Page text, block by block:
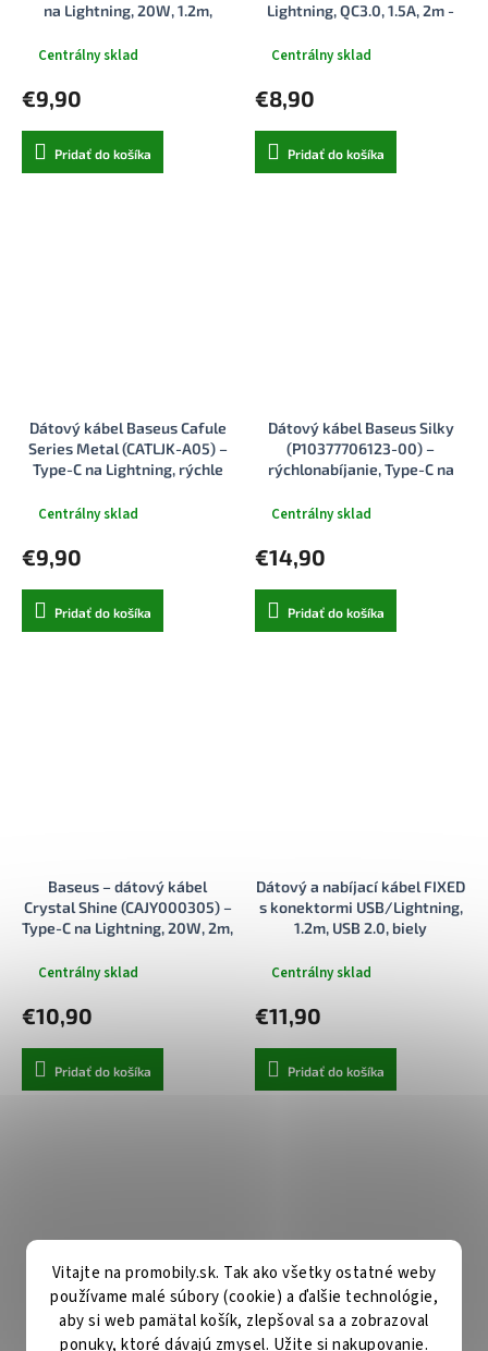
Vitajte na promobily.sk. Tak ako všetky ostatné weby
používame malé súbory (cookie) a ďalšie technológie,
aby si web pamätal košík, zlepšoval sa a zobrazoval
ponuky, ktoré dávajú zmysel. Užite si nakupovanie.
na Lightning, 20W, 1.2m,
Centrálny sklad
€9,90
Pridať do košíka
Lightning, QC3.0, 1.5A, 2m -
Centrálny sklad
€8,90
Pridať do košíka
Dátový kábel Baseus Cafule
Series Metal (CATLJK-A05) –
Type-C na Lightning, rýchle
2.4A, 1m – fialový
Centrálny sklad
€9,90
Pridať do košíka
Dátový kábel Baseus Silky
(P10377706123-00) –
rýchlonabíjanie, Type-C na
100W, 1.5m – Cosmic Black
Centrálny sklad
€14,90
Pridať do košíka
Baseus – dátový kábel
Crystal Shine (CAJY000305) –
Type-C na Lightning, 20W, 2m,
Centrálny sklad
€10,90
Pridať do košíka
Dátový a nabíjací kábel FIXED
s konektormi USB/Lightning,
1.2m, USB 2.0, biely
Centrálny sklad
€11,90
Pridať do košíka
Nabíjací a dátový Liquid Mcdodo – dátový kábel (CA-